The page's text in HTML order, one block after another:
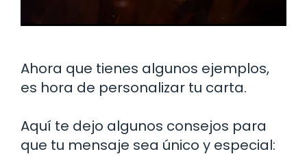
Ahora que tienes algunos ejemplos,
es hora de personalizar tu carta.
Aquí te dejo algunos consejos para
que tu mensaje sea único y especial: